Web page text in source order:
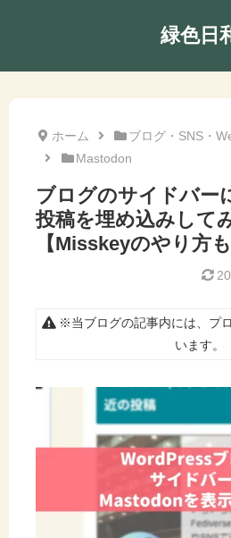
緑色日
ホーム ブログ・SNS・
Mastodon
ブログのサイドバー
投稿を埋め込みして
【Misskeyのやり方も
※当ブログの記事内には、プ
います。